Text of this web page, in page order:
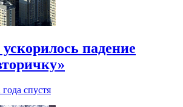
падение
года спустя